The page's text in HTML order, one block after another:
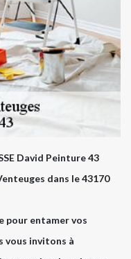
David Peinture 43
dans le 43170
pour entamer vos
vous invitons à